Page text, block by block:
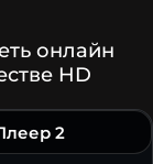
онлайн
HD
2